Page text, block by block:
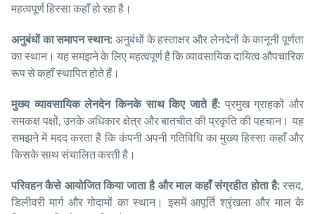
महत्वपूर्ण हिस्सा कहाँ हो रहा है।
अनुबंधों का समापन स्थान: अनुबंधों के हस्ताक्षर और लेनदेनों के कानूनी पूर्णता
का स्थान। यह समझने के लिए महत्वपूर्ण है कि व्यावसायिक दायित्व औपचारिक
रूप से कहाँ स्थापित होते हैं।
मुख्य व्यावसायिक लेनदेन किनके साथ किए जाते हैं:प्रमुख ग्राहकों और
समकक्ष पक्षों, उनके अधिकार क्षेत्र और बातचीत की प्रकृति की पहचान। यह
समझने में मदद करता है कि कंपनी अपनी गतिविधि का मुख्य हिस्सा कहाँ और
किसके साथ संचालित करती है।
परिवहन कैसे आयोजित किया जाता है और माल कहाँ संग्रहीत होता है:रसद,
डिलीवरी मार्ग और गोदामों का स्थान। इसमें आपूर्ति श्रृंखला और माल के